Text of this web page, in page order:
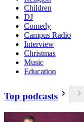
Children
DJ
Comedy
Campus Radio
Interview
Christmas
Music
Education
Top podcasts